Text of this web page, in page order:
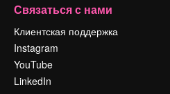
Связаться с нами
Клиентская поддержка
Instagram
YouTube
LinkedIn